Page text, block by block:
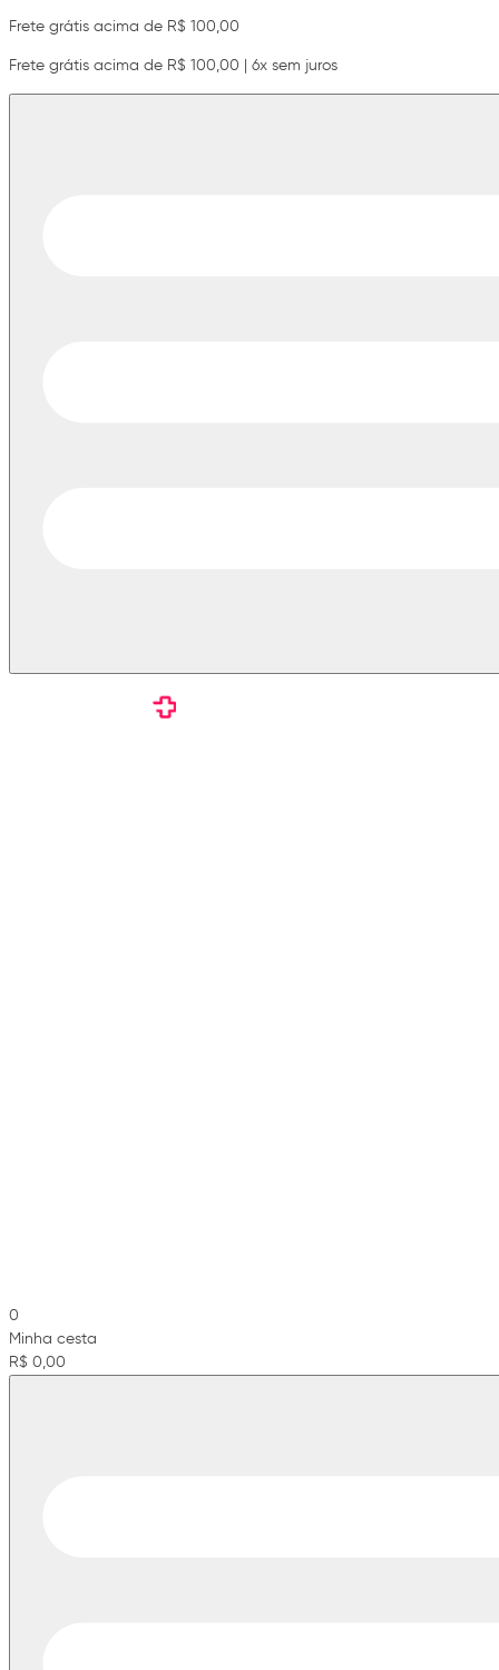
Frete grátis acima de R$ 100,00
Frete grátis acima de R$ 100,00 | 6x sem juros
0
Minha cesta
R$ 0,00